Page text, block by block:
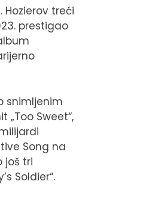
Hozierov treći
prestigao
snimljenim
„Too Sweet“,
Song na
još tri
Soldier“.